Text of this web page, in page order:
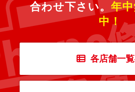
合わせ下さい。 年
中！
各店舗一